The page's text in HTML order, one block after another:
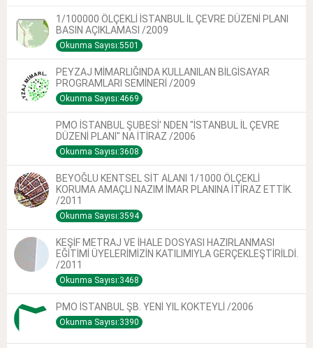
1/100000 ÖLÇEKLİ İSTANBUL İL ÇEVRE DÜZENİ PLANI
BASIN AÇIKLAMASI /2009
Okunma Sayısı:5501
PEYZAJ MİMARLIĞINDA KULLANILAN BİLGİSAYAR
PROGRAMLARI SEMİNERİ /2009
Okunma Sayısı:4669
PMO İSTANBUL ŞUBESİ' NDEN "İSTANBUL İL ÇEVRE
DÜZENİ PLANI" NA İTİRAZ /2006
Okunma Sayısı:3608
BEYOĞLU KENTSEL SİT ALANI 1/1000 ÖLÇEKLİ
KORUMA AMAÇLI NAZIM İMAR PLANINA İTİRAZ ETTİK.
/2011
Okunma Sayısı:3594
KEŞİF METRAJ VE İHALE DOSYASI HAZIRLANMASI
EĞİTİMİ ÜYELERİMİZİN KATILIMIYLA GERÇEKLEŞTİRİLDİ.
/2011
Okunma Sayısı:3468
PMO İSTANBUL ŞB. YENİ YIL KOKTEYLİ /2006
Okunma Sayısı:3390